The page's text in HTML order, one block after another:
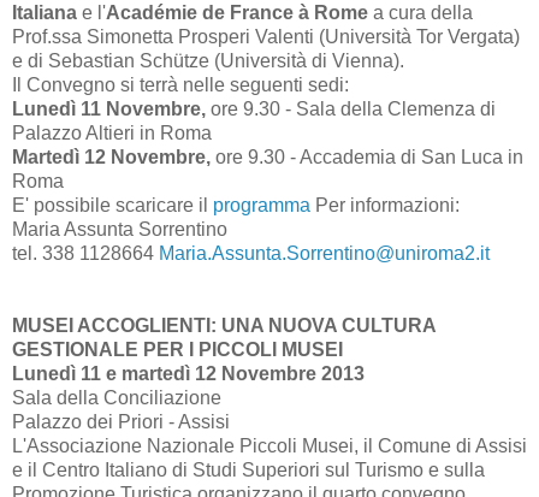
Italiana e l'Académie de France à Rome a cura della
Prof.ssa Simonetta Prosperi Valenti (Università Tor Vergata)
e di Sebastian Schütze (Università di Vienna).
Il Convegno si terrà nelle seguenti sedi:
Lunedì 11 Novembre, ore 9.30 - Sala della Clemenza di
Palazzo Altieri in Roma
Martedì 12 Novembre, ore 9.30 - Accademia di San Luca in
Roma
E' possibile scaricare il programma Per informazioni:
Maria Assunta Sorrentino
tel. 338 1128664 Maria.Assunta.Sorrentino@uniroma2.it
MUSEI ACCOGLIENTI: UNA NUOVA CULTURA
GESTIONALE PER I PICCOLI MUSEI
Lunedì 11 e martedì 12 Novembre 2013
Sala della Conciliazione
Palazzo dei Priori - Assisi
L'Associazione Nazionale Piccoli Musei, il Comune di Assisi
e il Centro Italiano di Studi Superiori sul Turismo e sulla